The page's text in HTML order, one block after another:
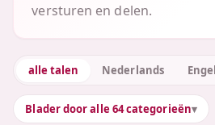
versturen en delen.
alle talen Nederlands
Blader door alle 64 categorieën